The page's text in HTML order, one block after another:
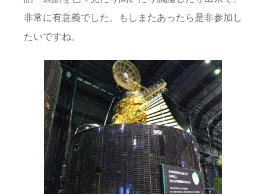
非常に有意義でした。もしまたあったら是非参加し
たいですね。